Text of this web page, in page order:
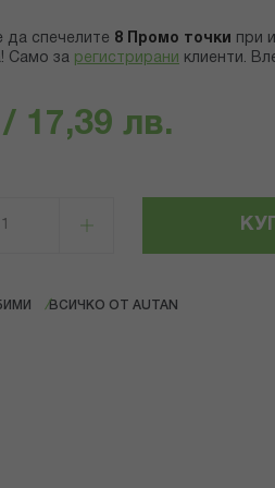
да спечелите 8 Промо точки
при
Само за регистрирани клиенти.
17,39 лв.
ВСИЧКО ОТ AUTAN